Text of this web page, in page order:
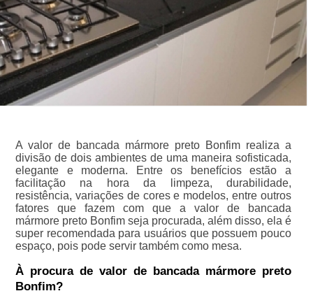
A valor de bancada mármore preto Bonfim realiza a
divisão de dois ambientes de uma maneira sofisticada,
elegante e moderna. Entre os benefícios estão a
facilitação na hora da limpeza, durabilidade,
resistência, variações de cores e modelos, entre outros
fatores que fazem com que a valor de bancada
mármore preto Bonfim seja procurada, além disso, ela é
super recomendada para usuários que possuem pouco
espaço, pois pode servir também como mesa.
À procura de valor de bancada mármore preto
Bonfim?